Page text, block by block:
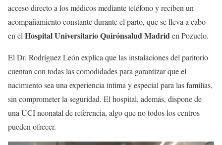
acceso directo a los médicos mediante teléfono y reciben un
acompañamiento constante durante el parto, que se lleva a cabo
en elHospital Universitario Quirónsalud Madriden Pozuelo.
El Dr. Rodríguez León explica que las instalaciones del paritorio
cuentan con todas las comodidades para garantizar que el
nacimiento sea una experiencia íntima y especial para las familias,
sin comprometer la seguridad. El hospital, además, dispone de
una UCI neonatal de referencia, algo que no todos los centros
pueden ofrecer.